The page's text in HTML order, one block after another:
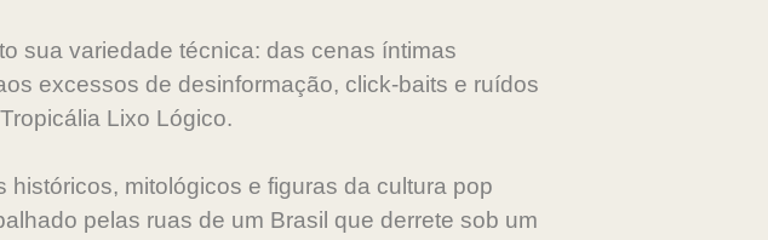
sua variedade técnica: das cenas íntimas
excessos de desinformação, click-baits e ruídos
Lixo Lógico.
mitológicos e figuras da cultura pop
pelas ruas de um Brasil que derrete sob um